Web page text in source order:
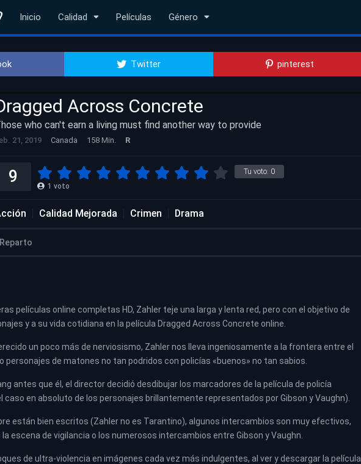
Inicio Calidad Películas Género
Twitter pinterest
Across Concrete
who can't earn a living must find another way to provide
21, 2019 Canada 158 Min. R
Tu voto: 0
9 1 voto
Calidad Mejorada Crimen Drama
Reparto
películas online completas HD, Zahler teje una larga y lenta red, pero con el objetivo de
y a su vida cotidiana en la película Dragged Across Concrete online.
un poco más de nerviosismo, Zahler nos lleva ingeniosamente a la frontera entre el
personajes de matones no tan podridos con policías «buenos» no tan sabios.
antes que él, el director decidió desdibujar los marcadores de la película de policía
caso en absoluto de los personajes brillantemente representados por Gibson y Vaughn).
están bien escritos (Zahler no es Tarantino), algunos intercambios son muy efectivos,
escena de vigilancia o los numerosos intercambios entre Gibson y Vaughn.
de ultra-violencia en imágenes cada vez más indulgentes, al ver y descargar la película